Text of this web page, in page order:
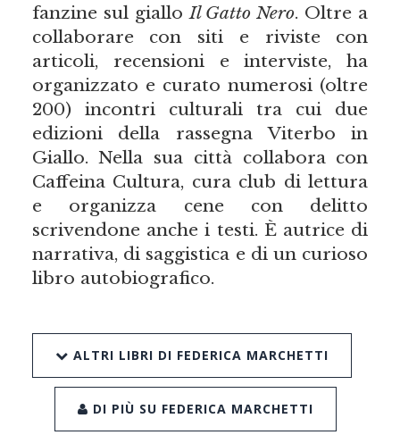
fanzine sul gialloIl Gatto Nero. Oltre a
collaborare con siti e riviste con
articoli, recensioni e interviste, ha
organizzato e curato numerosi (oltre
200) incontri culturali tra cui due
edizioni della rassegna Viterbo in
Giallo. Nella sua città collabora con
Caffeina Cultura, cura club di lettura
e organizza cene con delitto
scrivendone anche i testi. È autrice di
narrativa, di saggistica e di un curioso
libro autobiografico.
ALTRI LIBRI DI FEDERICA MARCHETTI
DI PIÙ SU FEDERICA MARCHETTI